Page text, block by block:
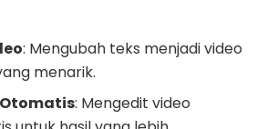
: Mengubah teks menjadi video
menarik.
: Mengedit video